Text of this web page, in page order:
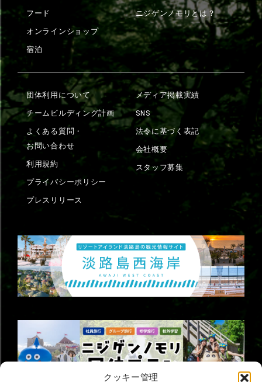
クッキー管理
フード
オンラインショップ
宿泊
ニジゲンノモリとは？
団体利用について
チームビルディング計画
よくある質問・
お問い合わせ
利用規約
プライバシーポリシー
プレスリリース
メディア掲載実績
SNS
法令に基づく表記
会社概要
スタッフ募集